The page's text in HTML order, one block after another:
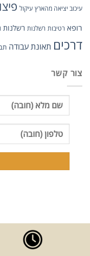
עיכוב יציאה מהארץ עיקול
רופא רטיבות רשלנות רשלנות
דרכים תאונת עבודה
צור קשר